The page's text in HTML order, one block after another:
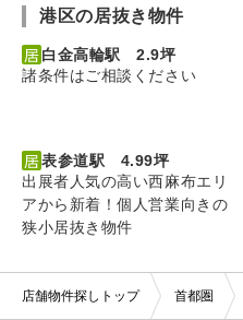
港区の居抜き物件
白金高輪駅 2.9坪
諸条件はご相談ください
表参道駅 4.99坪
出展者人気の高い西麻布エリ
アから新着！個人営業向きの
狭小居抜き物件
店舗物件探しトップ 首都圏